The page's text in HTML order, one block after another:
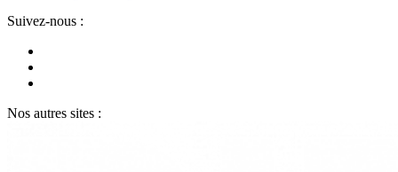
Suivez-nous :
Nos autres sites :